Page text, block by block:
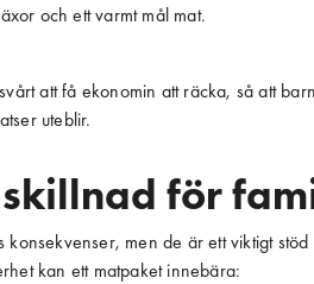
och ett varmt mål mat.
att få ekonomin att räcka, så att
uteblir.
för
men de är ett viktigt
kan ett matpaket innebära: